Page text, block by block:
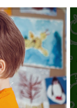
Programı